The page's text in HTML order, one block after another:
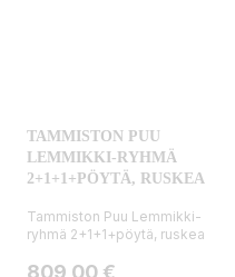
TAMMISTON PUU
LEMMIKKI-RYHMÄ
2+1+1+PÖYTÄ, RUSKEA
Tammiston Puu Lemmikki-
ryhmä 2+1+1+pöytä, ruskea
Hinta
809,00 €